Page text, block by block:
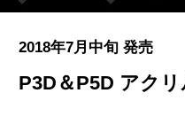
2018年7月中旬 発売
P3D＆P5D アク